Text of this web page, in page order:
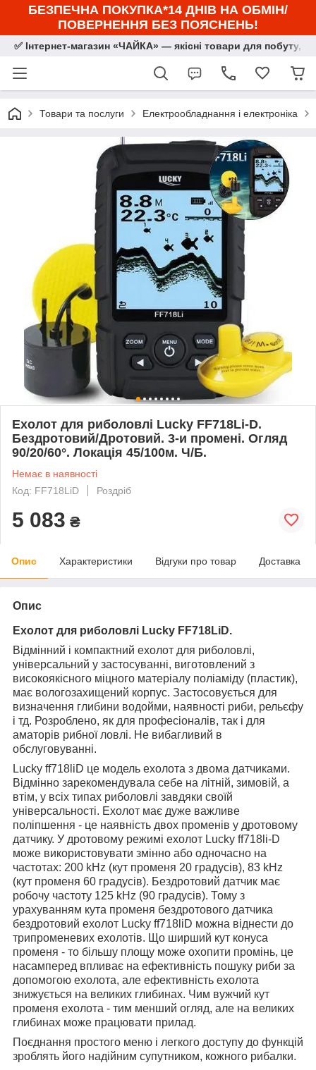
БЕЗПЕЧНА ПОКУПКА*14 ДНІВ НА ОБМІН/
ПОВЕРНЕННЯ БЕЗ ПОЯСНЕНЬ!
✅ Інтернет-магазин «ЧАЙКА» — якісні товари для побуту,
Товари та послуги Електрообладнання і електроніка
Ехолот для риболовлі Lucky FF718Li-D.
Бездротовий/Дротовий. 3-и промені. Огляд
90/20/60°. Локація 45/100м. Ч/Б.
Немає в наявності
Код: FF718LiD
Роздріб
5 083 ₴
Опис Характеристики Відгуки про товар Доставка
Опис
Ехолот для риболовлі Lucky FF718LiD.
Відмінний і компактний ехолот для риболовлі,
універсальний у застосуванні, виготовлений з
високоякісного міцного матеріалу поліаміду (пластик),
має вологозахищений корпус. Застосовується для
визначення глибини водойми, наявності риби, рельєфу
і тд. Розроблено, як для професіоналів, так і для
аматорів рибної ловлі. Не вибагливий в
обслуговуванні.
Lucky ff718liD це модель ехолота з двома датчиками.
Відмінно зарекомендувала себе на літній, зимовій, а
втім, у всіх типах риболовлі завдяки своїй
універсальності. Ехолот має дуже важливе
поліпшення - це наявність двох променів у дротовому
датчику. У дротовому режимі ехолот Lucky ff718li-D
може використовувати змінно або одночасно на
частотах: 200 kHz (кут променя 20 градусів), 83 kHz
(кут променя 60 градусів). Бездротовий датчик має
робочу частоту 125 kHz (90 градусів). Тому з
урахуванням кута променя бездротового датчика
бездротовий ехолот Lucky ff718liD можна віднести до
трипроменевих ехолотів. Що ширший кут конуса
променя - то більшу площу може охопити промінь, це
насамперед впливає на ефективність пошуку риби за
допомогою ехолота, але ефективність ехолота
знижується на великих глибинах. Чим вужчий кут
променя ехолота - тим менший огляд, але на великих
глибинах може працювати прилад.
Поєднання простого меню і легкого доступу до функцій
зроблять його надійним супутником, кожного рибалки.